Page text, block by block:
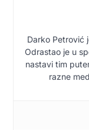
Darko Petrović
Odrastao je u
nastavi tim
razne